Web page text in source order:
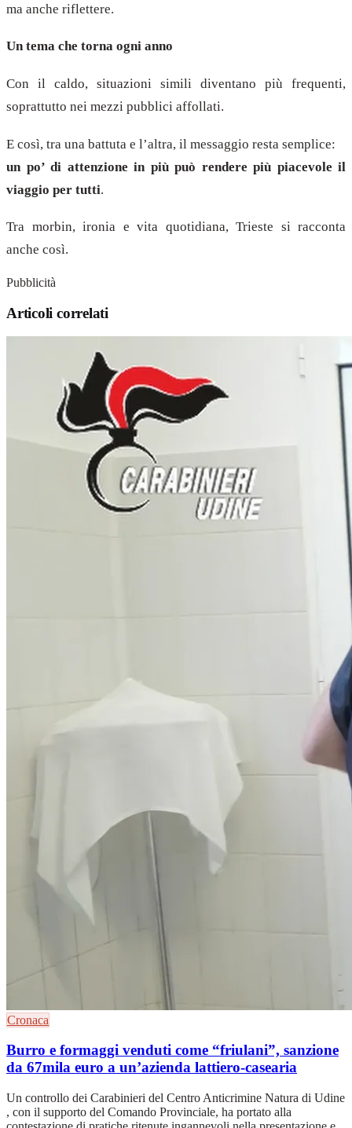
ma anche riflettere.
Un tema che torna ogni anno
Con il caldo, situazioni simili diventano più frequenti,
soprattutto nei mezzi pubblici affollati.
E così, tra una battuta e l’altra, il messaggio resta semplice:
un po’ di attenzione in più può rendere più piacevole il
viaggio per tutti.
Tra morbin, ironia e vita quotidiana, Trieste si racconta
anche così.
Pubblicità
Articoli correlati
Cronaca
Burro e formaggi venduti come “friulani”, sanzione
da 67mila euro a un’azienda lattiero-casearia
Un controllo dei Carabinieri del Centro Anticrimine Natura di Udine
, con il supporto del Comando Provinciale, ha portato alla